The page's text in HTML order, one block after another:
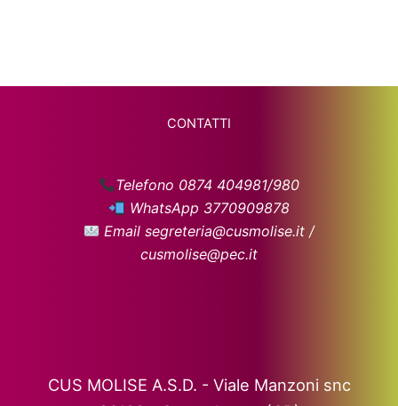
CONTATTI
Telefono 0874 404981/980
WhatsApp 3770909878
Email segreteria@cusmolise.it /
cusmolise@pec.it
CUS MOLISE A.S.D. - Viale Manzoni snc